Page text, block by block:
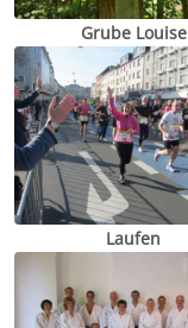
Grube Louise
Laufen